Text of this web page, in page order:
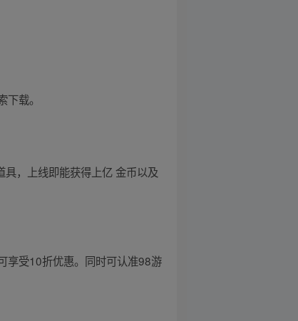
载。
，上线即能获得上亿 金币以及
享受10折优惠。同时可认准98游